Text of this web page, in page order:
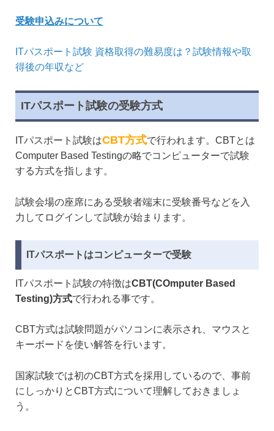
受験申込みについて
ITパスポート試験 資格取得の難易度は？試験情報や取
得後の年収など
ITパスポート試験の受験方式
ITパスポート試験はCBT方式で行われます。CBTとは
Computer Based Testingの略でコンピューターで試験
する方式を指します。
試験会場の座席にある受験者端末に受験番号などを入
力してログインして試験が始まります。
ITパスポートはコンピューターで受験
ITパスポート試験の特徴はCBT(COmputer Based
Testing)方式で行われる事です。
CBT方式は試験問題がパソコンに表示され、マウスと
キーボードを使い解答を行います。
国家試験では初のCBT方式を採用しているので、事前
にしっかりとCBT方式について理解しておきましょ
う。